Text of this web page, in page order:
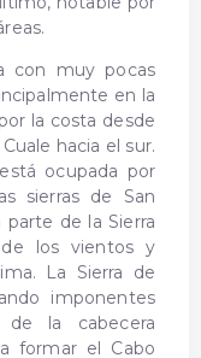
con muy pocas
en la
la costa desde
hacia el sur.
ocupada por
sierras de San
de la Sierra
los vientos y
La Sierra de
imponentes
de la cabecera
formar el Cabo